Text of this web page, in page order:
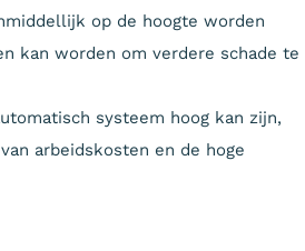
op de hoogte worden
kan worden om verdere schade te
systeem hoog kan zijn,
arbeidskosten en de hoge